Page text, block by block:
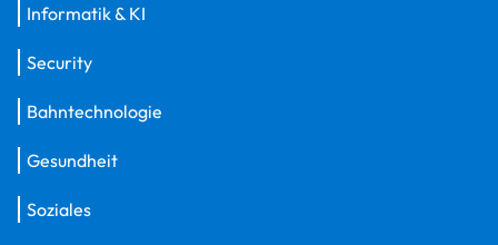
Informatik & KI
Security
Bahntechnologie
Gesundheit
Soziales